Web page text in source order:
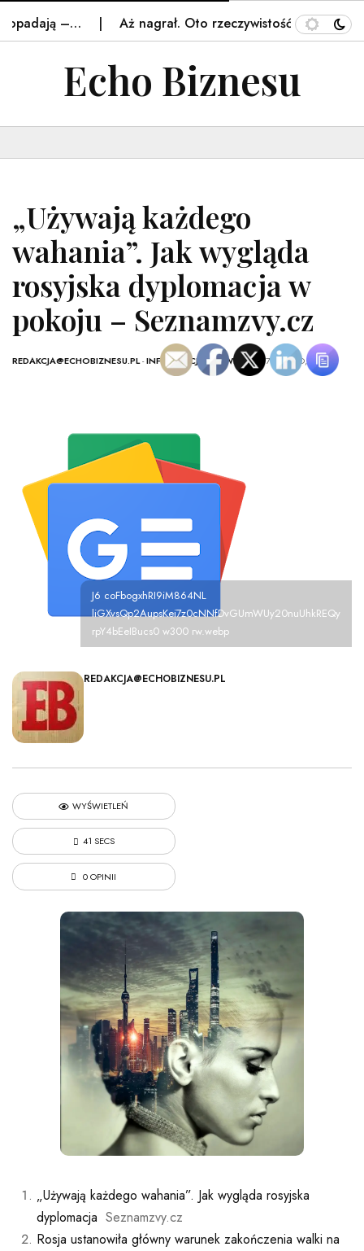
–… Aż nagrał. Oto rzeczywistość w Tatrach.
Echo Biznesu
„Używają każdego
wahania”. Jak wygląda
rosyjska dyplomacja w
pokoju – Seznamzvy.cz
REDAKCJA@ECHOBIZNESU.PL-INFORMACJE ZE ŚWIATA - 27 LUTEGO, 2025
J6 coFbogxhRI9iM864NL
liGXvsQp2AupsKei7z0cNNfDvGUmWUy20nuUhkREQy
rpY4bEeIBucs0 w300 rw.webp
REDAKCJA@ECHOBIZNESU.PL
WYŚWIETLEŃ
41 SECS
0 OPINII
„Używają każdego wahania”. Jak wygląda rosyjska
dyplomacja Seznamzvy.cz
Rosja ustanowiła główny warunek zakończenia walki na